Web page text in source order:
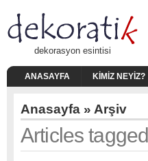
dekorasyon esintisi
ANASAYFA KIMIZ NEYIZ?
Anasayfa » Arşiv
Articles